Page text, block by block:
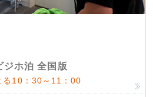
ジホ泊 全国版
る10：30～11：00